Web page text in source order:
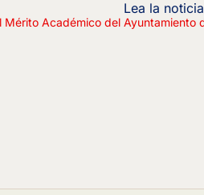
Mérito Académico del Ayuntamiento